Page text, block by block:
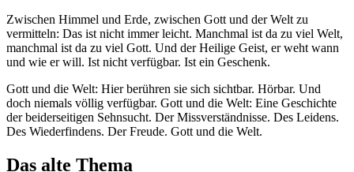
Zwischen Himmel und Erde, zwischen Gott und der Welt zu
vermitteln: Das ist nicht immer leicht. Manchmal ist da zu viel Welt,
manchmal ist da zu viel Gott. Und der Heilige Geist, er weht wann
und wie er will. Ist nicht verfügbar. Ist ein Geschenk.
Gott und die Welt: Hier berühren sie sich sichtbar. Hörbar. Und
doch niemals völlig verfügbar. Gott und die Welt: Eine Geschichte
der beiderseitigen Sehnsucht. Der Missverständnisse. Des Leidens.
Des Wiederfindens. Der Freude. Gott und die Welt.
Das alte Thema